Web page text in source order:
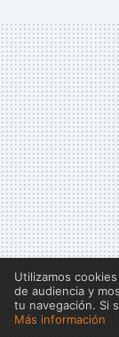
Utilizamos
de audiencia y
tu navegación. Si
Más información